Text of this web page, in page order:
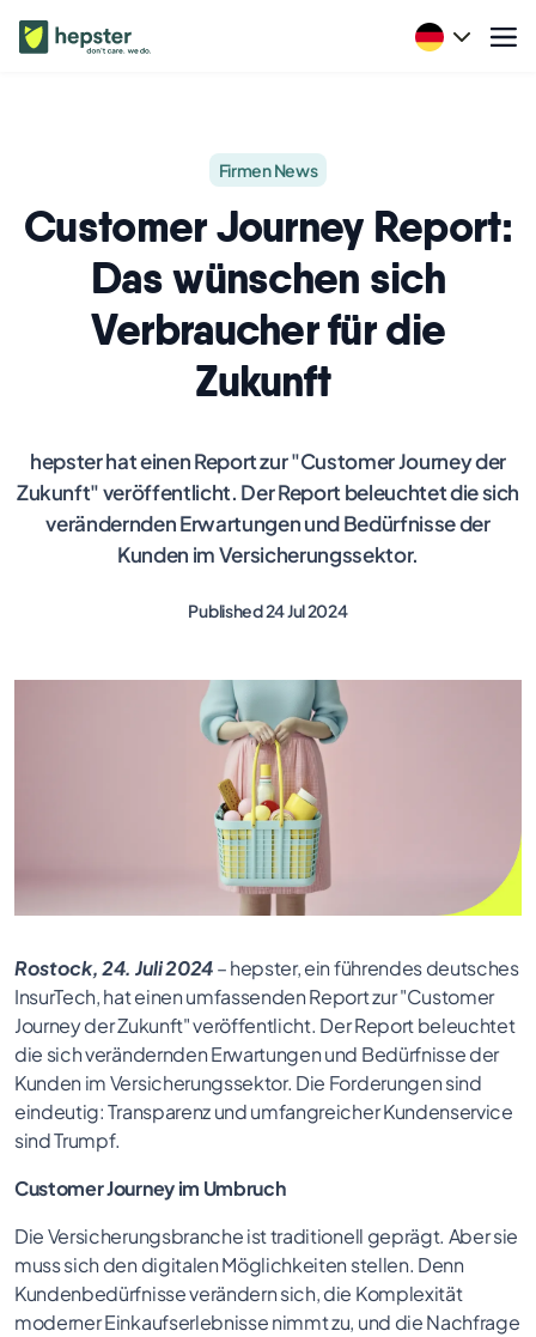
Firmen News
Customer Journey Report:
Das wünschen sich
Verbraucher für die
Zukunft
hepster hat einen Report zur "Customer Journey der
Zukunft" veröffentlicht. Der Report beleuchtet die sich
verändernden Erwartungen und Bedürfnisse der
Kunden im Versicherungssektor.
Published 24 Jul 2024
Rostock, 24. Juli 2024– hepster, ein führendes deutsches
InsurTech, hat einen umfassenden Report zur "Customer
Journey der Zukunft" veröffentlicht. Der Report beleuchtet
die sich verändernden Erwartungen und Bedürfnisse der
Kunden im Versicherungssektor. Die Forderungen sind
eindeutig: Transparenz und umfangreicher Kundenservice
sind Trumpf.
Customer Journey im Umbruch
Die Versicherungsbranche ist traditionell geprägt. Aber sie
muss sich den digitalen Möglichkeiten stellen. Denn
Kundenbedürfnisse verändern sich, die Komplexität
moderner Einkaufserlebnisse nimmt zu, und die Nachfrage